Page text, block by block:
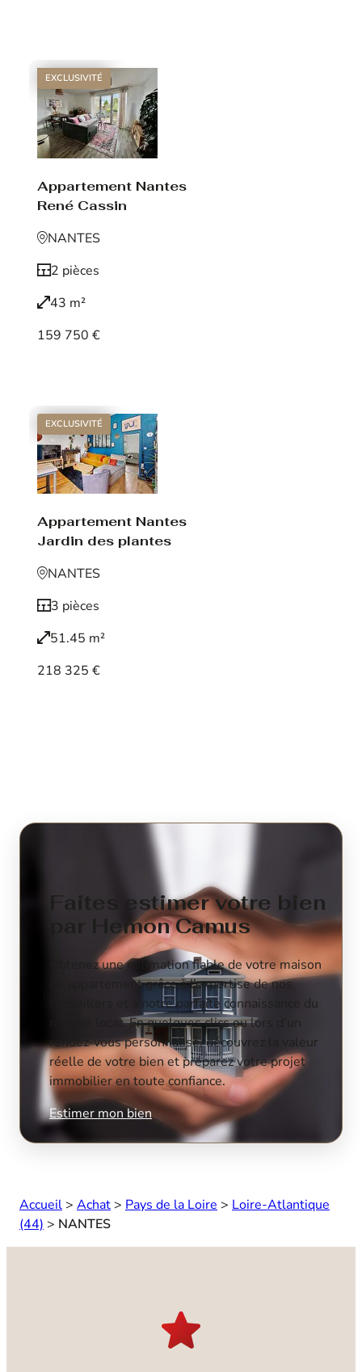
EXCLUSIVITÉ
Appartement Nantes
René Cassin
NANTES
2 pièces
43 m²
159 750 €
EXCLUSIVITÉ
Appartement Nantes
Jardin des plantes
NANTES
3 pièces
51.45 m²
218 325 €
Faites estimer votre bien
par Hemon Camus
Obtenez une estimation fiable de votre maison
ou appartement grâce à l’expertise de nos
conseillers et à notre parfaite connaissance du
marché local. En quelques clics ou lors d’un
rendez-vous personnalisé, découvrez la valeur
réelle de votre bien et préparez votre projet
immobilier en toute confiance.
Estimer mon bien
Accueil > Achat > Pays de la Loire > Loire-Atlantique
(44) > NANTES